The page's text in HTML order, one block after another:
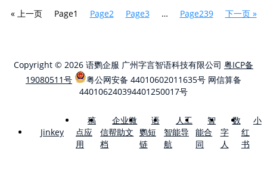
« 上一页 Page1 Page2 Page3 … Page239 下一页 »
Copyright © 2026 语鹦企服 广州字言智语科技有限公司 粤ICP备
19080511号
粤公网安备 44010602011635号 网信算备
440106240394401250017号
Jinkey
稿
点应
用
企业微
信帮助文
档
语
鹦短
链
人工
智能导
航
智
能合
同
数
字
人
小
红
书